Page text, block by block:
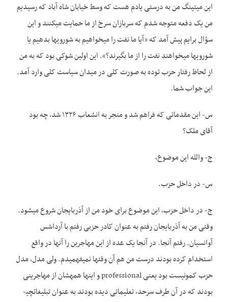
این میتینگ من به درستی یادم هست که وسط خیابان شاه آباد که رسیدیم
من یک دفعه متوجه شدم که سربازان سرخ از ما حمایت می­کنند و این
سؤال برایم پیش آمد که «آیا ما نفت را می­خواهیم به شوروی­ها بدهیم یا
شوروی­ها می­خواهند نفت را از ما بگیرند؟». این اولین شوکی بود که به من
از لحاظ رفتار حزب توده به صورت کلی در میدان سیاست کلی وارد آمد.
این جواب شما.
س- این مقدماتی که فراهم شد و منجر به انشعاب ۱۳۲۶ شد، چه بود
آقای ملک؟
ج- والله این موضوع،
س- در داخل حزب.
ج- در داخل حزب، این موضوع برای خود من از آذربایجان شروع می­شود.
وقتی من به آذربایجان رفتم به عنوان کادر حزبی رفتم با آرداشس
آوانسیان. رفتم آنجا. در آنجا یک عده از این مهاجرین را آنها در واقع
استخدام کرده بودند درست من هم آن وقت­ها نمی­فهمیدم. ولی مدل، مدل
حزب کمونیست بود یعنی professional و اینها همه­شان از مهاجرینی
بودند که در آن طرف سرحد، تعلیماتی دیده بودند به عنوان تبلیغات­چی­